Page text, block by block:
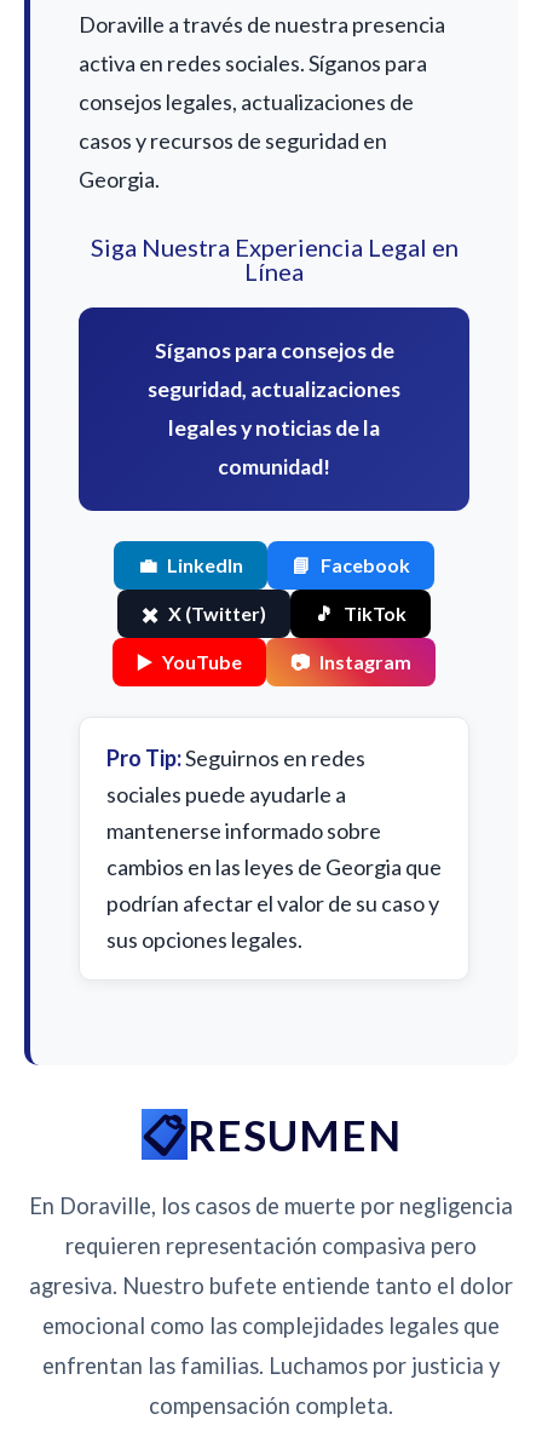
Doraville a través de nuestra presencia
activa en redes sociales. Síganos para
consejos legales, actualizaciones de
casos y recursos de seguridad en
Georgia.
Siga Nuestra Experiencia Legal en
Línea
Síganos para consejos de
seguridad, actualizaciones
legales y noticias de la
comunidad!
💼 LinkedIn 📘 Facebook
✖️ X (Twitter) 🎵 TikTok
▶️ YouTube 📷 Instagram
Pro Tip:Seguirnos en redes
sociales puede ayudarle a
mantenerse informado sobre
cambios en las leyes de Georgia que
podrían afectar el valor de su caso y
sus opciones legales.
RESUMEN
En Doraville, los casos de muerte por negligencia
requieren representación compasiva pero
agresiva. Nuestro bufete entiende tanto el dolor
emocional como las complejidades legales que
enfrentan las familias. Luchamos por justicia y
compensación completa.